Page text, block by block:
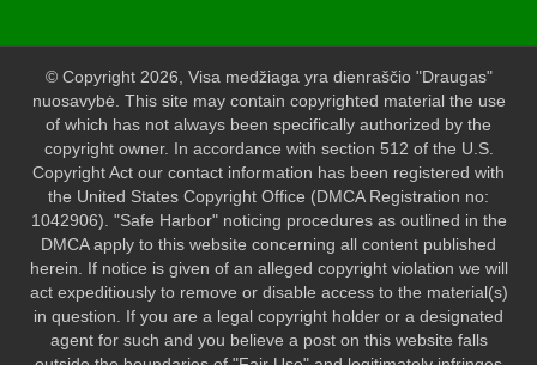
© Copyright 2026, Visa medžiaga yra dienraščio "Draugas"
nuosavybė. This site may contain copyrighted material the use
of which has not always been specifically authorized by the
copyright owner. In accordance with section 512 of the U.S.
Copyright Act our contact information has been registered with
the United States Copyright Office (DMCA Registration no:
1042906). "Safe Harbor" noticing procedures as outlined in the
DMCA apply to this website concerning all content published
herein. If notice is given of an alleged copyright violation we will
act expeditiously to remove or disable access to the material(s)
in question. If you are a legal copyright holder or a designated
agent for such and you believe a post on this website falls